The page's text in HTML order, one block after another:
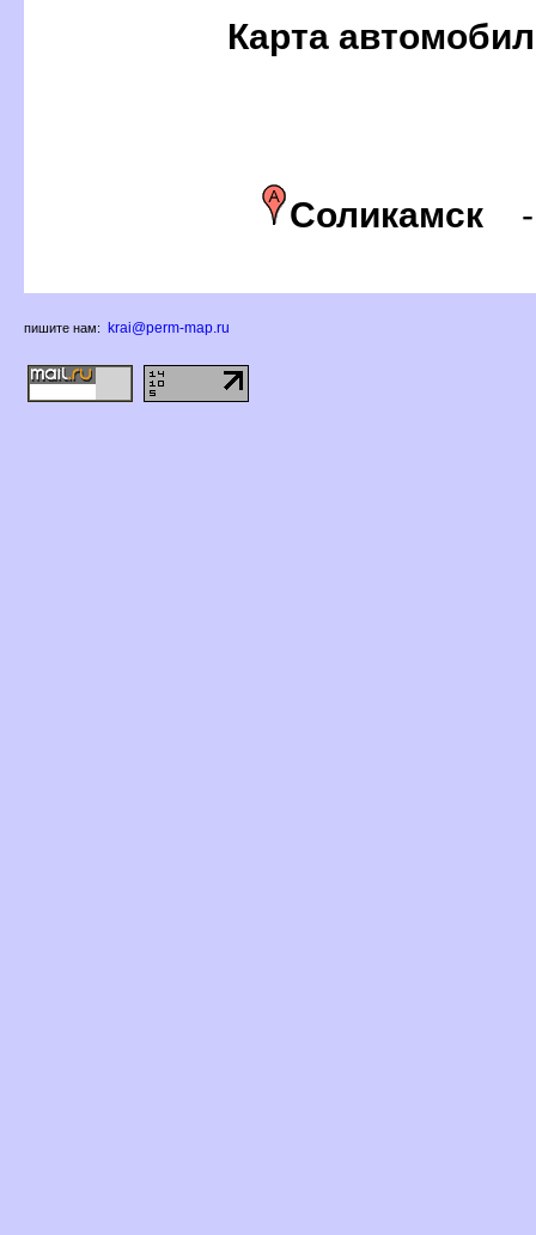
Карта
Соликамск
пишите нам: krai@perm-map.ru